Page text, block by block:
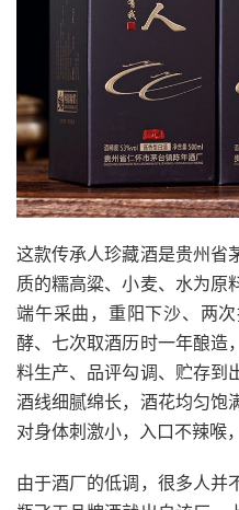
这款传承人珍藏酒是贵州省
质的糯高粱、小麦、水为原
端午采曲，重阳下沙、两
酵、七次取酒历时一年酿造
料生产、品评勾调、贮存到
酒线细腻绵长，酒花均匀饱
对身体刺激小，入口不辣喉
由于酒厂的低调，很多人并